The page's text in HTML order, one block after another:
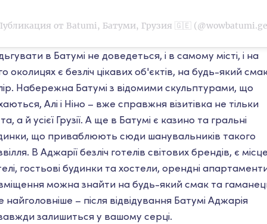
от Batumi, Батуми, Грузия 🇬🇪
в Батумі не доведеться, і в самому місті, і на
околицях є безліч цікавих об'єктів, на будь-який смак
Набережна Батумі з відомими скульптурами, що
Алі і Ніно – вже справжня візитівка не тільки
а й усієї Грузії. А ще в Батумі є казино та гральні
що приваблюють сюди шанувальників такого
В Аджарії безліч готелів світових брендів, є
гостьові будинки та хостели, орендні
можна знайти на будь-який смак та
найголовніше – після відвідування Батумі Аджарія
залишиться у вашому серці.